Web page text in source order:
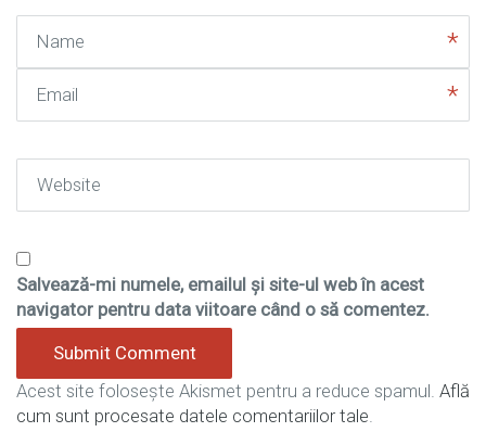
Salvează-mi numele, emailul și site-ul web în acest
navigator pentru data viitoare când o să comentez.
Acest site folosește Akismet pentru a reduce spamul. Află
cum sunt procesate datele comentariilor tale.